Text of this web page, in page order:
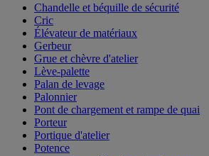
Chandelle et béquille de sécurité
Cric
Élévateur de matériaux
Gerbeur
Grue et chèvre d'atelier
Lève-palette
Palan de levage
Palonnier
Pont de chargement et rampe de quai
Porteur
Portique d'atelier
Potence